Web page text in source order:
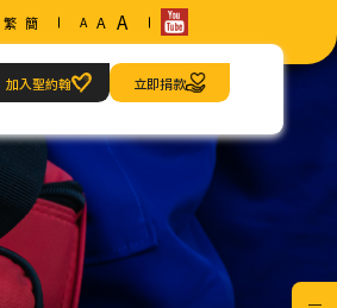
繁 簡 A A A
加入聖約翰 立即捐款